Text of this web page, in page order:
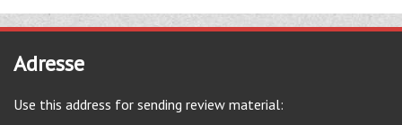
Adresse
Use this address for sending review material: